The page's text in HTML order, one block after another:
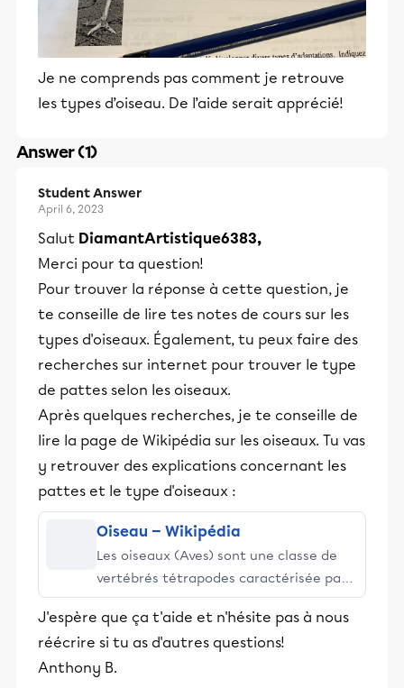
Je ne comprends pas comment je retrouve
les types d’oiseau. De l’aide serait apprécié!
Answer (1)
Student Answer
April 6, 2023
Salut DiamantArtistique6383,
Merci pour ta question!
Pour trouver la réponse à cette question, je
te conseille de lire tes notes de cours sur les
types d'oiseaux. Également, tu peux faire des
recherches sur internet pour trouver le type
de pattes selon les oiseaux.
Après quelques recherches, je te conseille de
lire la page de Wikipédia sur les oiseaux. Tu vas
y retrouver des explications concernant les
pattes et le type d'oiseaux :
Oiseau — Wikipédia
Les oiseaux (Aves) sont une classe de
vertébrés tétrapodes caractérisée par
la bipédie, des ailes et un bec sans
dents. Survivant de l'extinction
Crétacé-Paléogène, les oiseaux
modernes (Néornithes) sont les seuls
J'espère que ça t'aide et n'hésite pas à nous
réécrire si tu as d'autres questions!
Anthony B.